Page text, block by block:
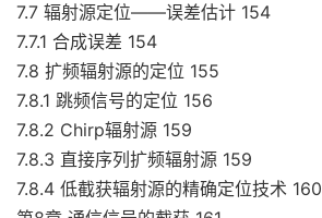
7.7 辐射源定位——误差估计 154
7.7.1 合成误差 154
7.8 扩频辐射源的定位 155
7.8.1 跳频信号的定位 156
7.8.2 Chirp辐射源 159
7.8.3 直接序列扩频辐射源 159
7.8.4 低截获辐射源的精确定位技术 160